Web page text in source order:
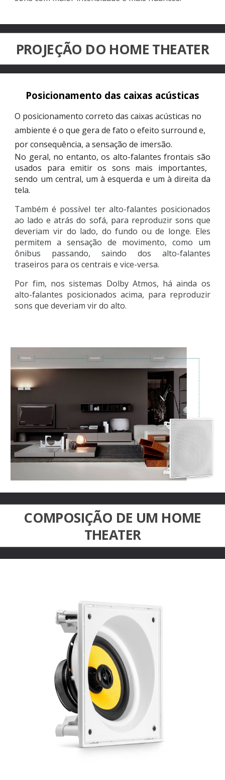
PROJEÇÃO DO HOME THEATER
Posicionamento das caixas acústicas
O posicionamento correto das caixas acústicas no
ambiente é o que gera de fato o efeito surround e,
por consequência, a sensação de imersão.
No geral, no entanto, os alto-falantes frontais são
usados para emitir os sons mais importantes,
sendo um central, um à esquerda e um à direita da
tela.
Também é possível ter alto-falantes posicionados
ao lado e atrás do sofá, para reproduzir sons que
deveriam vir do lado, do fundo ou de longe. Eles
permitem a sensação de movimento, como um
ônibus passando, saindo dos alto-falantes
traseiros para os centrais e vice-versa.
Por fim, nos sistemas Dolby Atmos, há ainda os
alto-falantes posicionados acima, para reproduzir
sons que deveriam vir do alto.
COMPOSIÇÃO DE UM HOME
THEATER